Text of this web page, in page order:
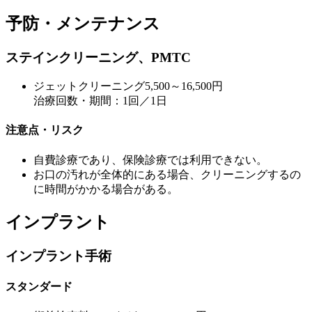
予防・メンテナンス
ステインクリーニング、PMTC
ジェットクリーニング5,500～16,500円
治療回数・期間：1回／1日
注意点・リスク
自費診療であり、保険診療では利用できない。
お口の汚れが全体的にある場合、クリーニングするの
に時間がかかる場合がある。
インプラント
インプラント手術
スタンダード